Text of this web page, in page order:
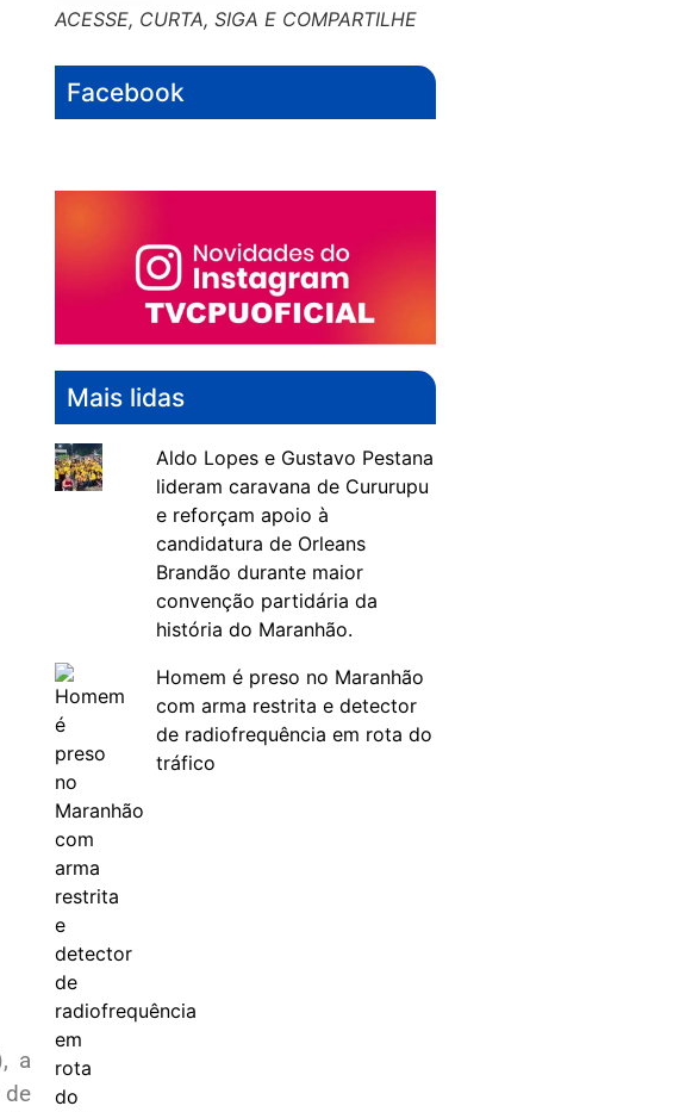
a
de
ACESSE, CURTA, SIGA E COMPARTILHE
Facebook
Mais lidas
Aldo Lopes e Gustavo Pestana
lideram caravana de Cururupu
e reforçam apoio à
candidatura de Orleans
Brandão durante maior
convenção partidária da
história do Maranhão.
Homem é preso no Maranhão
com arma restrita e detector
de radiofrequência em rota do
tráfico